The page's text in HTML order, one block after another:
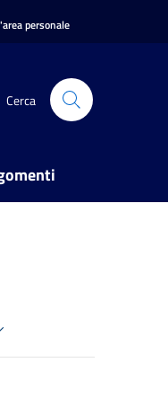
personale
Cerca